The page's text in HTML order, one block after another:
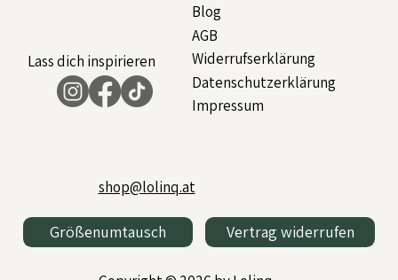
shop@lolinq.at
Größenumtausch Vertrag widerrufen
Blog
AGB
Widerrufserklärung
Datenschutzerklärung
Impressum
Lass dich inspirieren